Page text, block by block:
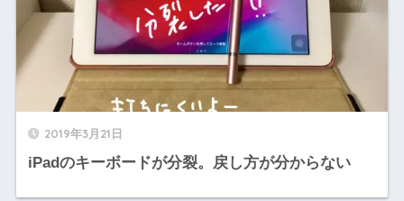
2019年3月21日
iPadのキーボードが分裂。戻し方が分からない